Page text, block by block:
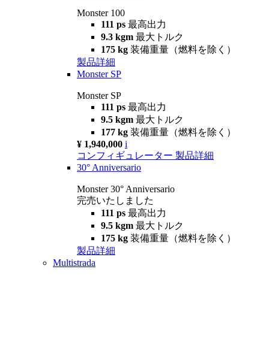
Monster 100
111 ps 最高出力
9.3 kgm 最大トルク
175 kg 装備重量（燃料を除く）
製品詳細
Monster SP
Monster SP
111 ps 最高出力
9.5 kgm 最大トルク
177 kg 装備重量（燃料を除く）
¥ 1,940,000 i
コンフィギュレーター 製品詳細
30° Anniversario
Monster 30° Anniversario
完売いたしました
111 ps 最高出力
9.5 kgm 最大トルク
175 kg 装備重量（燃料を除く）
製品詳細
Multistrada